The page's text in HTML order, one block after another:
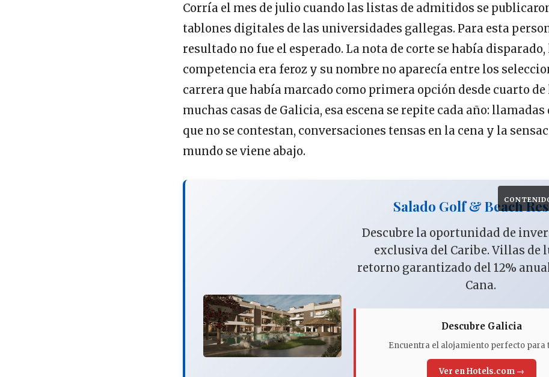
Corría el mes de julio cuando las listas de admitidos se
tablones digitales de las universidades gallegas. Para esta
resultado no fue el esperado. La nota de corte se había disparado,
competencia era feroz y su nombre no aparecía entre los
carrera que había marcado como primera opción desde cuarto de
muchas casas de Galicia, esa escena se repite cada año:
que no se contestan, conversaciones tensas en la cena y la
mundo se viene abajo.
Salado Golf & Beach
Descubre la oportunidad de
exclusiva del Caribe. Villas de
retorno garantizado del 12%
Cana.
Descubre Galicia
Encuentra el alojamiento perfecto para
Ver en Hotels.com →